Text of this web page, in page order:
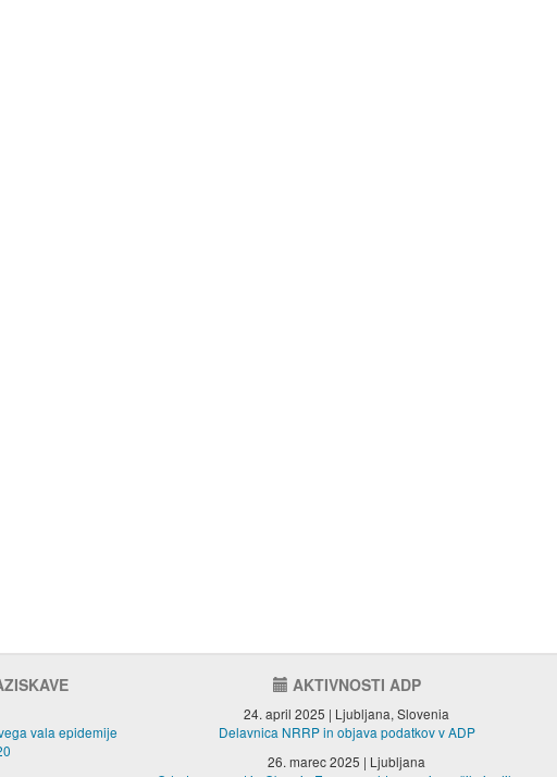
vala epidemije
AKTIVNOSTI ADP
24. april 2025 | Ljubljana, Slovenia
Delavnica NRRP in objava podatkov v ADP
26. marec 2025 | Ljubljana